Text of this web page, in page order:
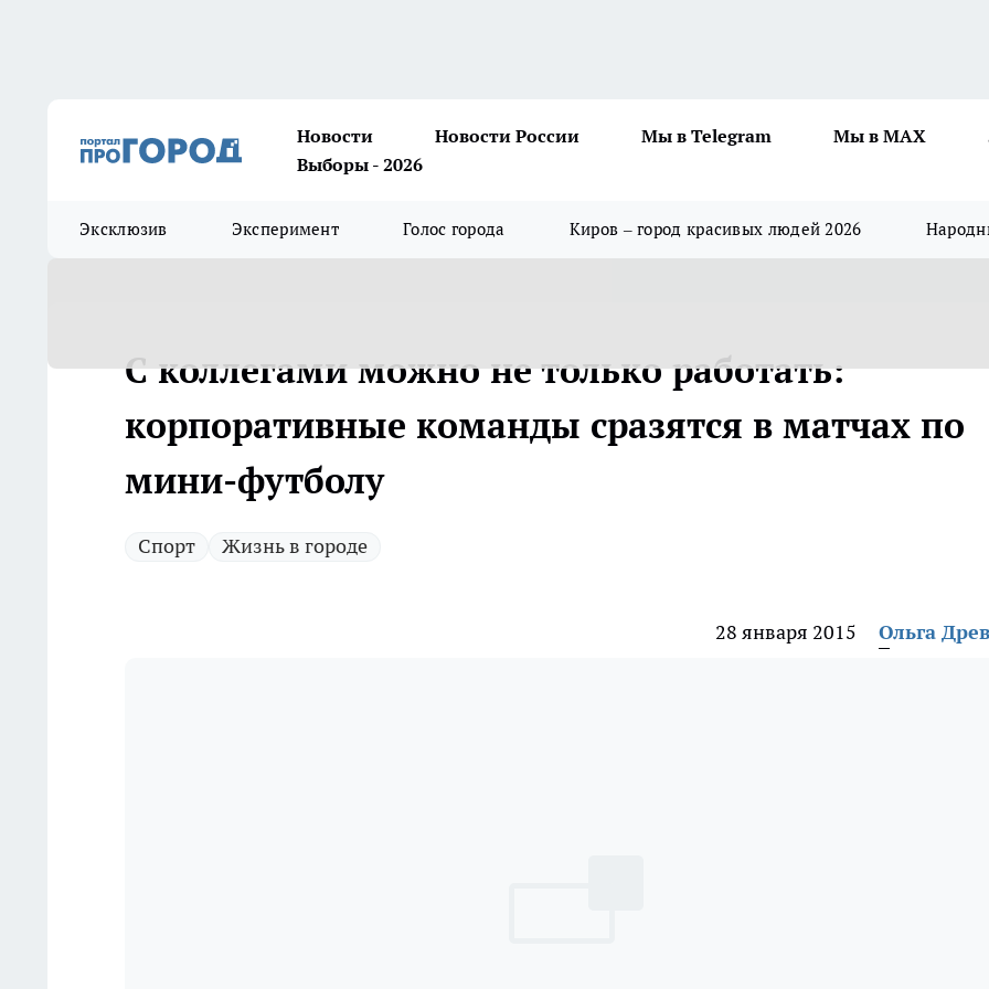
Новости Новости России Мы в Telegram Мы в MAX
Выборы - 2026
Эксклюзив Эксперимент Голос города Киров – город красивых людей 2026
С коллегами можно не только работать:
корпоративные команды сразятся в матчах по
мини-футболу
Спорт Жизнь в городе
28 января 2015 Ольга